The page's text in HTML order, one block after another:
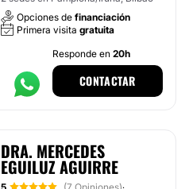
Opciones de financiación
Primera visita gratuita
Responde en 20h
CONTACTAR
DRA. MERCEDES
EGUILUZ AGUIRRE